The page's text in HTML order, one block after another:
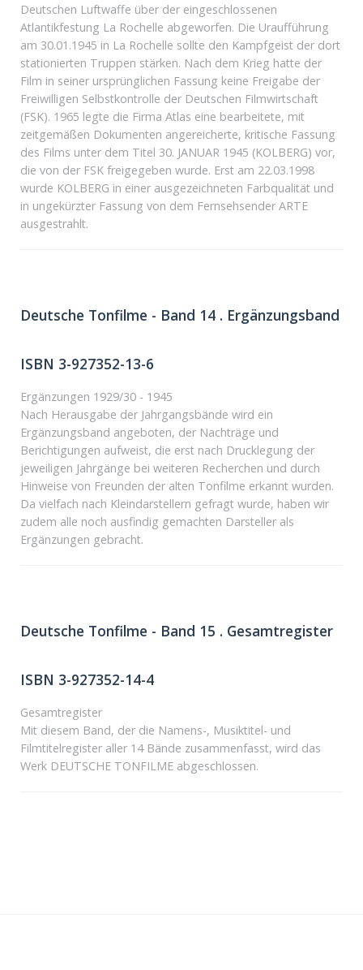
Deutschen Luftwaffe über der eingeschlossenen
Atlantikfestung La Rochelle abgeworfen. Die Uraufführung
am 30.01.1945 in La Rochelle sollte den Kampfgeist der dort
stationierten Truppen stärken. Nach dem Krieg hatte der
Film in seiner ursprünglichen Fassung keine Freigabe der
Freiwilligen Selbstkontrolle der Deutschen Filmwirtschaft
(FSK). 1965 legte die Firma Atlas eine bearbeitete, mit
zeitgemäßen Dokumenten angereicherte, kritische Fassung
des Films unter dem Titel 30. JANUAR 1945 (KOLBERG) vor,
die von der FSK freigegeben wurde. Erst am 22.03.1998
wurde KOLBERG in einer ausgezeichneten Farbqualität und
in ungekürzter Fassung von dem Fernsehsender ARTE
ausgestrahlt.
Deutsche Tonfilme - Band 14 . Ergänzungsband
ISBN 3-927352-13-6
Ergänzungen 1929/30 - 1945
Nach Herausgabe der Jahrgangsbände wird ein
Ergänzungsband angeboten, der Nachträge und
Berichtigungen aufweist, die erst nach Drucklegung der
jeweiligen Jahrgänge bei weiteren Recherchen und durch
Hinweise von Freunden der alten Tonfilme erkannt wurden.
Da vielfach nach Kleindarstellern gefragt wurde, haben wir
zudem alle noch ausfindig gemachten Darsteller als
Ergänzungen gebracht.
Deutsche Tonfilme - Band 15 . Gesamtregister
ISBN 3-927352-14-4
Gesamtregister
Mit diesem Band, der die Namens-, Musiktitel- und
Filmtitelregister aller 14 Bände zusammenfasst, wird das
Werk DEUTSCHE TONFILME abgeschlossen.